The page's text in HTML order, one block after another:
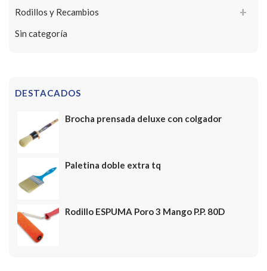
Rodillos y Recambios
Sin categoría
DESTACADOS
Brocha prensada deluxe con colgador
Paletina doble extra tq
Rodillo ESPUMA Poro 3 Mango P.P. 80D